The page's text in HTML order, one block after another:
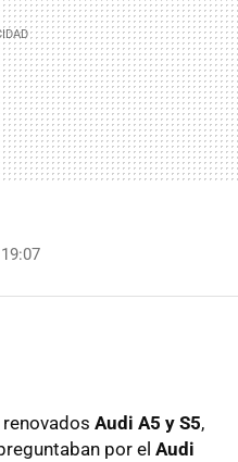
Audi A5 y S5,
por el Audi